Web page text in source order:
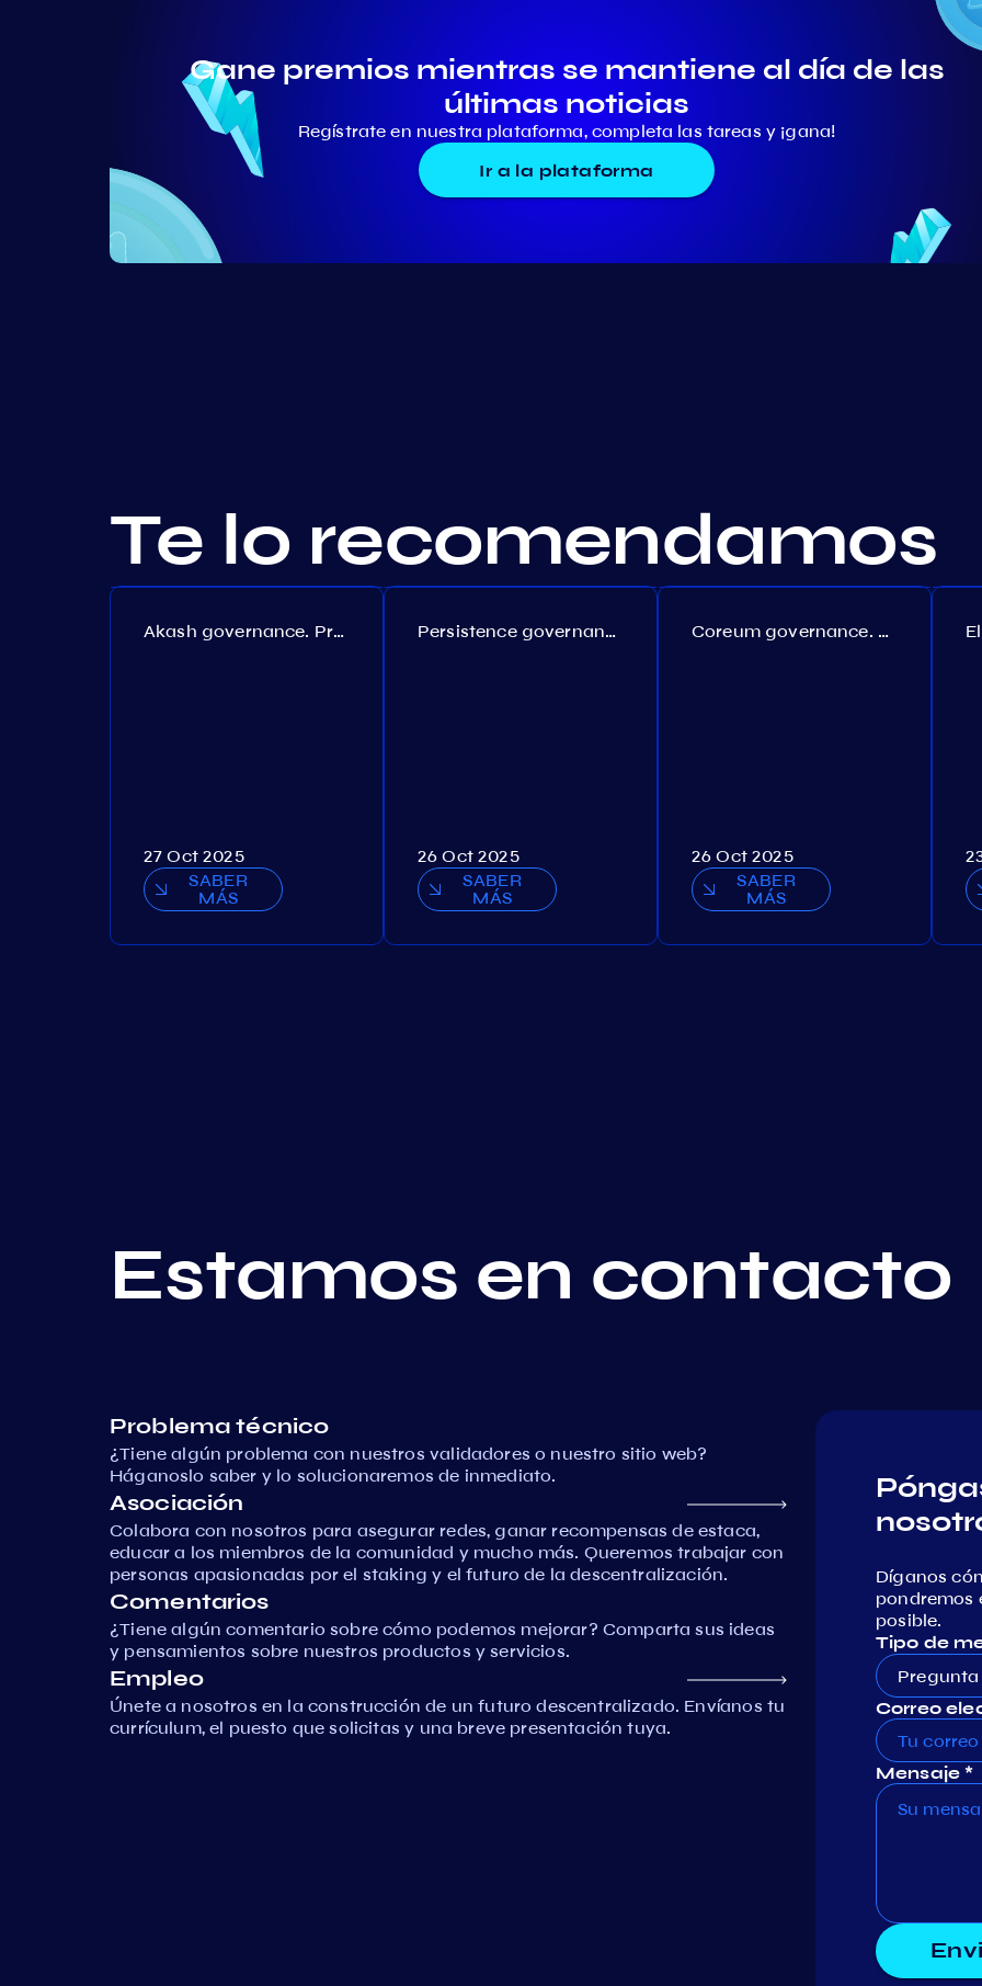
Gane premios mientras se mantiene al día de las
últimas noticias
Regístrate en nuestra plataforma, completa las tareas y ¡gana!
Ir a la plataforma
Te lo recomendamos
Akash governance. Proposal №308
27 Oct 2025
SABER
MÁS
Persistence governance. Proposal №150
26 Oct 2025
SABER
MÁS
Coreum governance. Proposal №22
26 Oct 2025
SABER
MÁS
Estamos en contacto
Problema técnico
¿Tiene algún problema con nuestros validadores o nuestro sitio web?
Háganoslo saber y lo solucionaremos de inmediato.
Asociación
Colabora con nosotros para asegurar redes, ganar recompensas de estaca,
educar a los miembros de la comunidad y mucho más. Queremos trabajar con
personas apasionadas por el staking y el futuro de la descentralización.
Comentarios
¿Tiene algún comentario sobre cómo podemos mejorar? Comparta sus ideas
y pensamientos sobre nuestros productos y servicios.
Empleo
Únete a nosotros en la construcción de un futuro descentralizado. Envíanos tu
currículum, el puesto que solicitas y una breve presentación tuya.
Díganos
pondremos
posible.
Tipo de
Correo
Mensaje *